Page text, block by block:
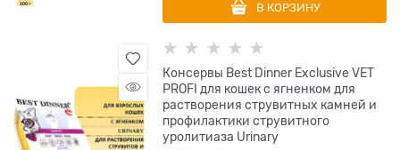
В КОРЗИНУ
Консервы Best Dinner Exclusive VET
PROFI для кошек с ягненком для
растворения струвитных камней и
профилактики струвитного
уролитиаза Urinary